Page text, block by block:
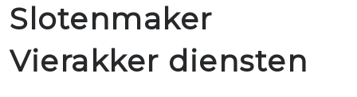
Slotenmaker
Vierakker diensten